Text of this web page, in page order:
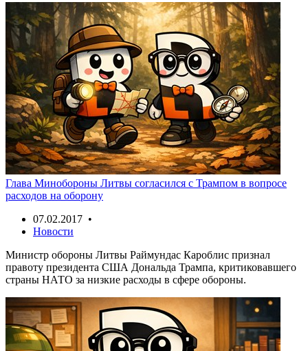
Глава Минобороны Литвы согласился с Трампом в вопросе
расходов на оборону
07.02.2017 •
Новости
Министр обороны Литвы Раймундас Кароблис признал
правоту президента США Дональда Трампа, критиковавшего
страны НАТО за низкие расходы в сфере обороны.